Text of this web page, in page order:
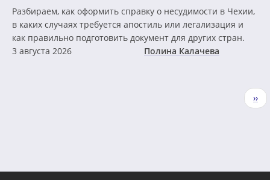
Разбираем, как оформить справку о несудимости в Чехии,
в каких случаях требуется апостиль или легализация и
как правильно подготовить документ для других стран.
3 августа 2026
Полина Калачева
››